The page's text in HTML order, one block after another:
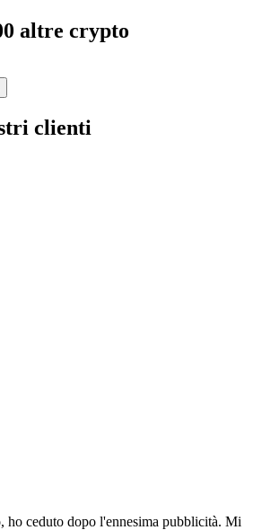
altre crypto
clienti
ho ceduto dopo l'ennesima pubblicità. Mi